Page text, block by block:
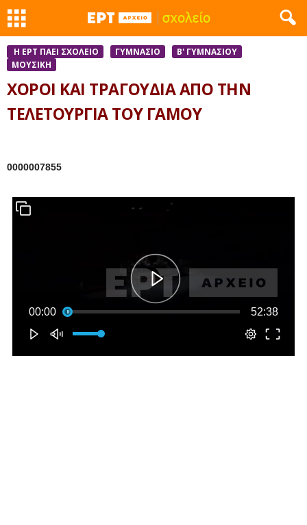
Η ΕΡΤ ΠΑΕΙ ΣΧΟΛΕΙΟ ΓΥΜΝΑΣΙΟ
Β' ΓΥΜΝΑΣΙΟΥ
ΜΟΥΣΙΚΉ
ΧΟΡΟΙ ΚΑΙ ΤΡΑΓΟΥΔΙΑ ΑΠΟ ΤΗΝ
ΤΕΛΕΤΟΥΡΓΙΑ ΤΟΥ ΓΑΜΟΥ
0000007855